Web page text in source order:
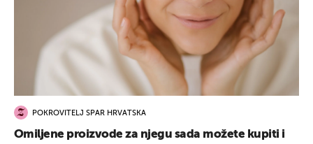
POKROVITELJ SPAR HRVATSKA
Omiljene proizvode za njegu sada možete kupiti i